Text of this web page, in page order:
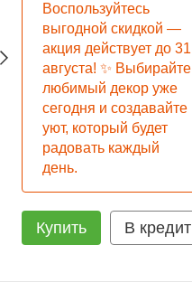
Воспользуйтесь
выгодной скидкой —
акция действует до 31
августа! ✨ Выбирайте
любимый декор уже
сегодня и создавайте
уют, который будет
радовать каждый
день.
Купить В кредит